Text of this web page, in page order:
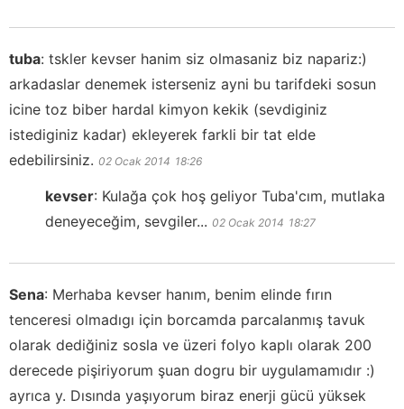
tuba: tskler kevser hanim siz olmasaniz biz napariz:)
arkadaslar denemek isterseniz ayni bu tarifdeki sosun
icine toz biber hardal kimyon kekik (sevdiginiz
istediginiz kadar) ekleyerek farkli bir tat elde
edebilirsiniz. 02 Ocak 2014 18:26
kevser: Kulağa çok hoş geliyor Tuba'cım, mutlaka
deneyeceğim, sevgiler... 02 Ocak 2014 18:27
Sena: Merhaba kevser hanım, benim elinde fırın
tenceresi olmadıgı için borcamda parcalanmış tavuk
olarak dediğiniz sosla ve üzeri folyo kaplı olarak 200
derecede pişiriyorum şuan dogru bir uygulamamıdır :)
ayrıca y. Dısında yaşıyorum biraz enerji gücü yüksek